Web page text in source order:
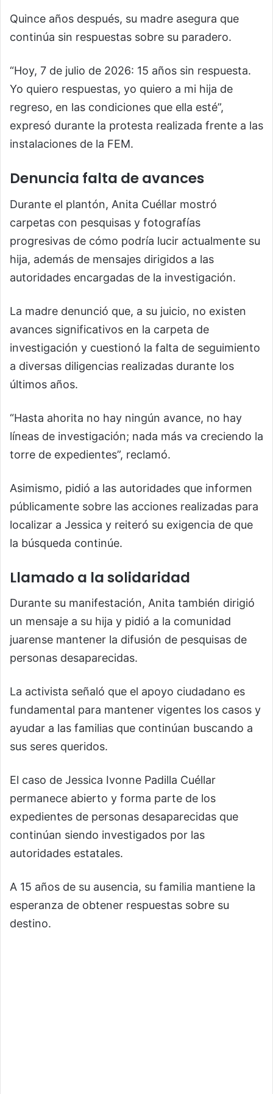
Quince años después, su madre asegura que
continúa sin respuestas sobre su paradero.
“Hoy, 7 de julio de 2026: 15 años sin respuesta.
Yo quiero respuestas, yo quiero a mi hija de
regreso, en las condiciones que ella esté”,
expresó durante la protesta realizada frente a las
instalaciones de la FEM.
Denuncia falta de avances
Durante el plantón, Anita Cuéllar mostró
carpetas con pesquisas y fotografías
progresivas de cómo podría lucir actualmente su
hija, además de mensajes dirigidos a las
autoridades encargadas de la investigación.
La madre denunció que, a su juicio, no existen
avances significativos en la carpeta de
investigación y cuestionó la falta de seguimiento
a diversas diligencias realizadas durante los
últimos años.
“Hasta ahorita no hay ningún avance, no hay
líneas de investigación; nada más va creciendo la
torre de expedientes”, reclamó.
Asimismo, pidió a las autoridades que informen
públicamente sobre las acciones realizadas para
localizar a Jessica y reiteró su exigencia de que
la búsqueda continúe.
Llamado a la solidaridad
Durante su manifestación, Anita también dirigió
un mensaje a su hija y pidió a la comunidad
juarense mantener la difusión de pesquisas de
personas desaparecidas.
La activista señaló que el apoyo ciudadano es
fundamental para mantener vigentes los casos y
ayudar a las familias que continúan buscando a
sus seres queridos.
El caso de Jessica Ivonne Padilla Cuéllar
permanece abierto y forma parte de los
expedientes de personas desaparecidas que
continúan siendo investigados por las
autoridades estatales.
A 15 años de su ausencia, su familia mantiene la
esperanza de obtener respuestas sobre su
destino.